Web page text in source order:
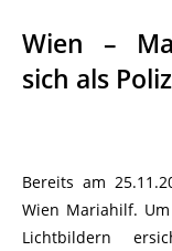
Wien –
sich als
Bereits am
Wien Mariahilf.
Lichtbildern